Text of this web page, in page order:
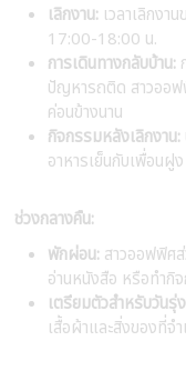
เลิกงาน: เวลาเลิกง
17:00-18:00 น.
การเดินทางกลับบ้าน:
ปัญหารถติด สาวออฟ
ค่อนข้างนาน
กิจกรรมหลังเลิกงาน:
อาหารเย็นกับเพื่อน
ช่วงกลางคืน:
พักผ่อน: สาวออฟฟิศ
อ่านหนังสือ หรือทำกิ
เตรียมตัวสำหรับวันรุ่
เสื้อผ้าและสิ่งของที่จ